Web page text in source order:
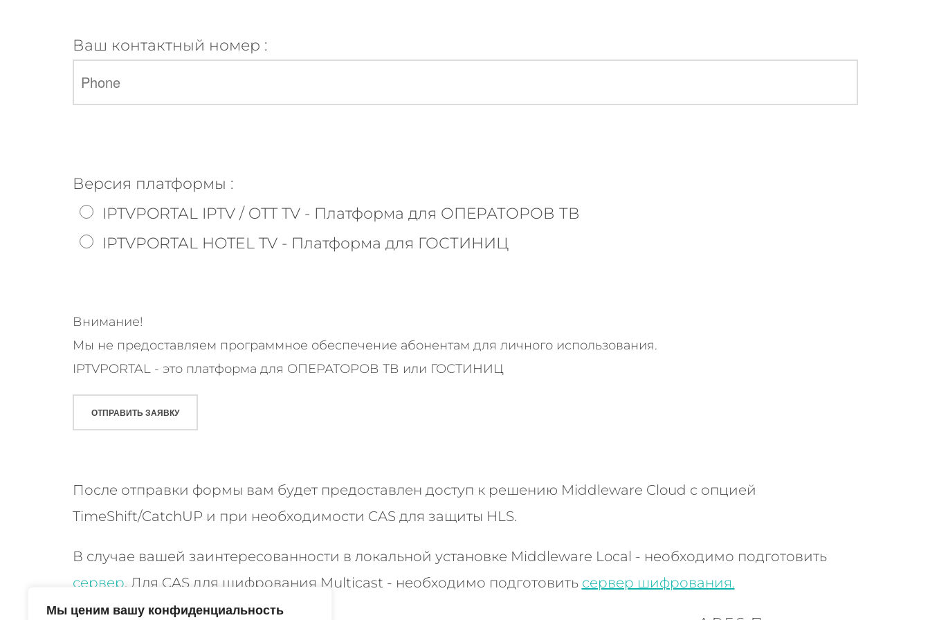
Мы ценим вашу конфиденциальность
Ваш контактный номер :
Версия платформы :
IPTVPORTAL IPTV / OTT TV - Платформа для ОПЕРАТОРОВ ТВ
IPTVPORTAL HOTEL TV - Платформа для ГОСТИНИЦ
Внимание!
Мы не предоставляем программное обеспечение абонентам для личного использования.
IPTVPORTAL - это платформа для ОПЕРАТОРОВ ТВ или ГОСТИНИЦ
После отправки формы вам будет предоставлен доступ к решению Middleware Cloud с опцией
TimeShift/CatchUP и при необходимости CAS для защиты HLS.
В случае вашей заинтересованности в локальной установке Middleware Local - необходимо подготовить
сервер. Для CAS для шифрования Multicast - необходимо подготовить сервер шифрования.